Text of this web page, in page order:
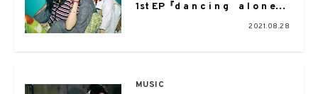
1st EP『d a n c i n g a l o n e』
等身大で紡いだ素直な想い2021.08.28
MUSIC